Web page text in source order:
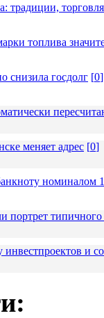
традиции,
топлива
снизила госдолг [0]
меняет адрес [0]
номиналом
портрет
и